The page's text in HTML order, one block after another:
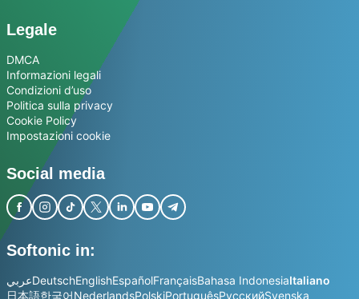
Legale
DMCA
Informazioni legali
Condizioni d’uso
Politica sulla privacy
Cookie Policy
Impostazioni cookie
Social media
Softonic in:
عربيDeutschEnglishEspañolFrançaisBahasa IndonesiaItaliano
日本語한국어NederlandsPolskiPortuguêsРусскийSvenska